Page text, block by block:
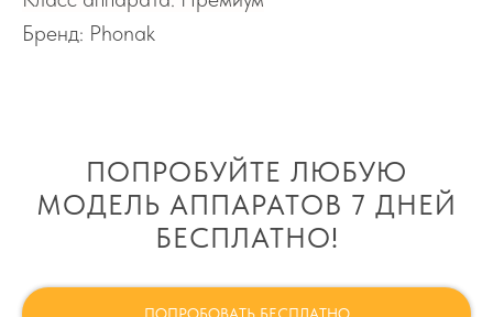
Бренд: Phonak
ПОПРОБУЙТЕ ЛЮБУЮ
МОДЕЛЬ АППАРАТОВ 7 ДНЕЙ
БЕСПЛАТНО!